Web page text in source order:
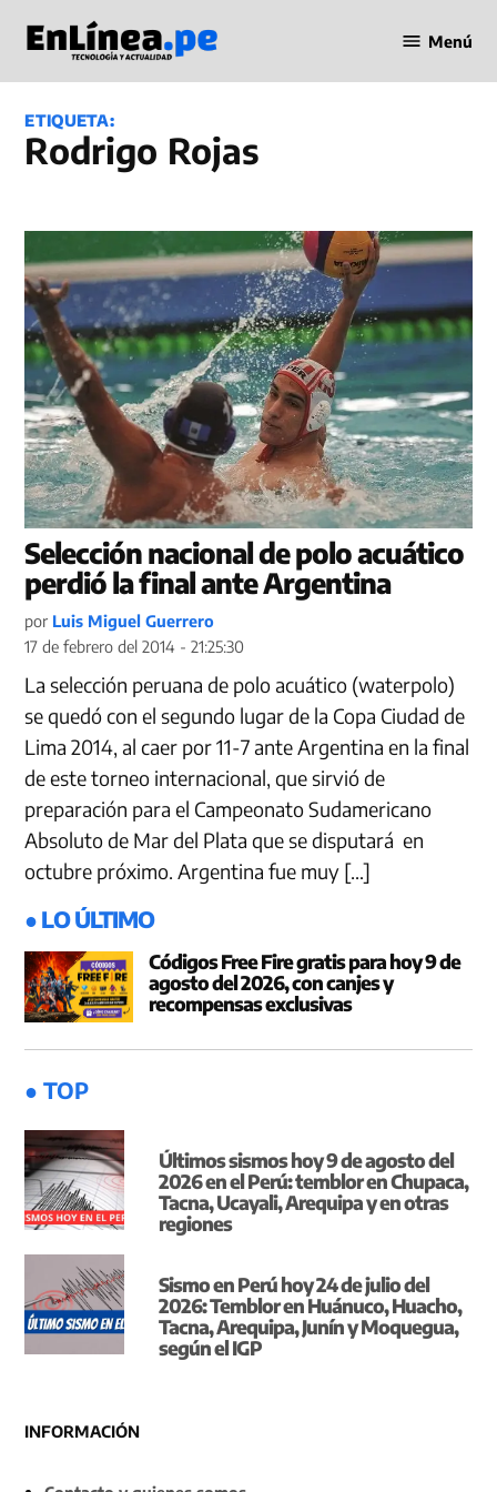
contenido
en Línea
Menú
ETIQUETA:
Rodrigo Rojas
Selección nacional de polo acuático
perdió la final ante Argentina
por Luis Miguel Guerrero
17 de febrero del 2014 - 21:25:30
La selección peruana de polo acuático (waterpolo)
se quedó con el segundo lugar de la Copa Ciudad de
Lima 2014, al caer por 11-7 ante Argentina en la final
de este torneo internacional, que sirvió de
preparación para el Campeonato Sudamericano
Absoluto de Mar del Plata que se disputará en
octubre próximo. Argentina fue muy […]
● LO ÚLTIMO
Códigos Free Fire gratis para hoy 9 de
agosto del 2026, con canjes y
recompensas exclusivas
● TOP
Últimos sismos hoy 9 de agosto del
2026 en el Perú: temblor en Chupaca,
Tacna, Ucayali, Arequipa y en otras
regiones
Sismo en Perú hoy 24 de julio del
2026: Temblor en Huánuco, Huacho,
Tacna, Arequipa, Junín y Moquegua,
según el IGP
INFORMACIÓN